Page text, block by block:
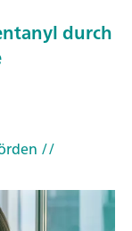
durch
//